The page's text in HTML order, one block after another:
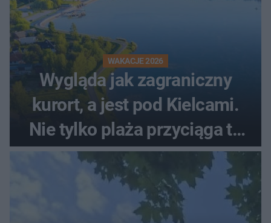
WAKACJE 2026
Wygląda jak zagraniczny
kurort, a jest pod Kielcami.
Nie tylko plaża przyciąga tu
ludzi